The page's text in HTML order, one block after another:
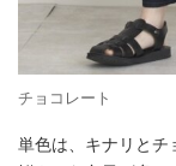
チョコレート
単色は、キナリとチ